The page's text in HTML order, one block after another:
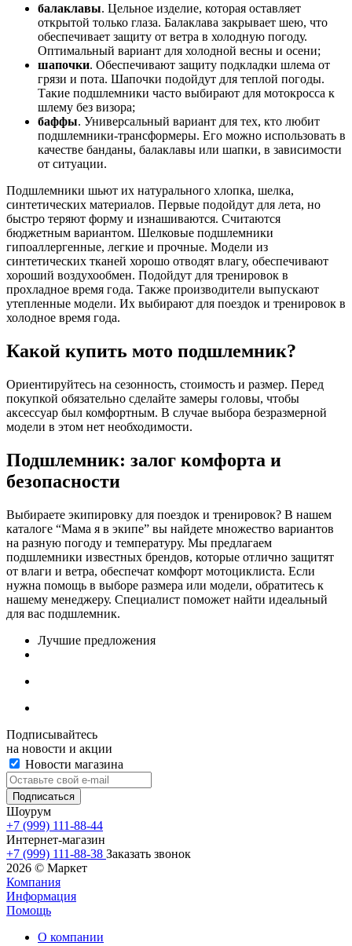
балаклавы. Цельное изделие, которая оставляет
открытой только глаза. Балаклава закрывает шею, что
обеспечивает защиту от ветра в холодную погоду.
Оптимальный вариант для холодной весны и осени;
шапочки. Обеспечивают защиту подкладки шлема от
грязи и пота. Шапочки подойдут для теплой погоды.
Такие подшлемники часто выбирают для мотокросса к
шлему без визора;
баффы. Универсальный вариант для тех, кто любит
подшлемники-трансформеры. Его можно использовать в
качестве банданы, балаклавы или шапки, в зависимости
от ситуации.
Подшлемники шьют их натурального хлопка, шелка,
синтетических материалов. Первые подойдут для лета, но
быстро теряют форму и изнашиваются. Считаются
бюджетным вариантом. Шелковые подшлемники
гипоаллергенные, легкие и прочные. Модели из
синтетических тканей хорошо отводят влагу, обеспечивают
хороший воздухообмен. Подойдут для тренировок в
прохладное время года. Также производители выпускают
утепленные модели. Их выбирают для поездок и тренировок в
холодное время года.
Какой купить мото подшлемник?
Ориентируйтесь на сезонность, стоимость и размер. Перед
покупкой обязательно сделайте замеры головы, чтобы
аксессуар был комфортным. В случае выбора безразмерной
модели в этом нет необходимости.
Подшлемник: залог комфорта и
безопасности
Выбираете экипировку для поездок и тренировок? В нашем
каталоге “Мама я в экипе” вы найдете множество вариантов
на разную погоду и температуру. Мы предлагаем
подшлемники известных брендов, которые отлично защитят
от влаги и ветра, обеспечат комфорт мотоциклиста. Если
нужна помощь в выборе размера или модели, обратитесь к
нашему менеджеру. Специалист поможет найти идеальный
для вас подшлемник.
Лучшие предложения
Подписывайтесь
на новости и акции
Новости магазина
Шоурум
+7 (999) 111-88-44
Интернет-магазин
+7 (999) 111-88-38 Заказать звонок
2026 © Маркет
Компания
Информация
Помощь
О компании